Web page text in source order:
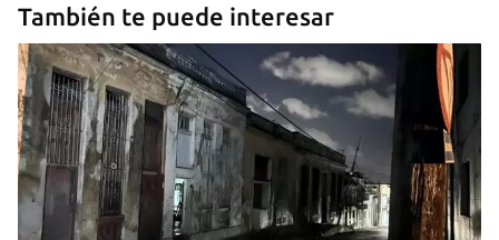
También te puede interesar